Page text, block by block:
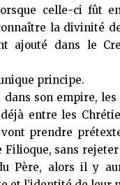
celle-ci fût
la divinité de
ajouté dans le
principe.
son empire, les
entre les
prendre
Filioque, sans
Père, alors il y